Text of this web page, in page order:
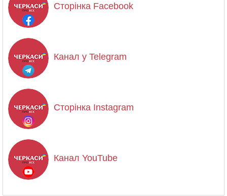
Сторінка Facebook
Канал у Telegram
Сторінка Instagram
Канал YouTube